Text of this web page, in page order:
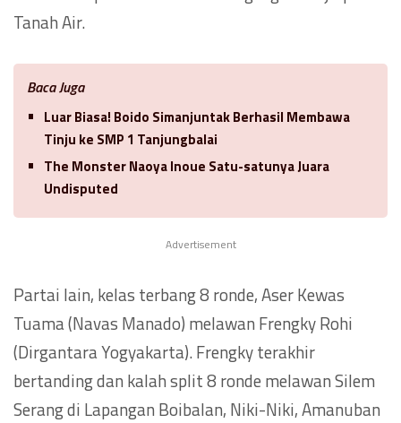
Tanah Air.
Baca Juga
Luar Biasa! Boido Simanjuntak Berhasil Membawa
Tinju ke SMP 1 Tanjungbalai
The Monster Naoya Inoue Satu-satunya Juara
Undisputed
Advertisement
Partai lain, kelas terbang 8 ronde, Aser Kewas
Tuama (Navas Manado) melawan Frengky Rohi
(Dirgantara Yogyakarta). Frengky terakhir
bertanding dan kalah split 8 ronde melawan Silem
Serang di Lapangan Boibalan, Niki-Niki, Amanuban